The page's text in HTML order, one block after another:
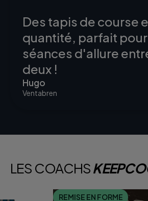
Des tapis de course
quantité, parfait
séances d'allure
deux !
Hugo
Ventabren
LES COACHS
REMISE EN FORME